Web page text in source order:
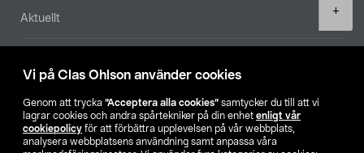
Vi på Clas Ohlson använder cookies
Genom att trycka ”Acceptera alla cookies” samtycker du till att vi
lagrar cookies och andra spårtekniker på din enhet enligt vår
cookiepolicy för att förbättra upplevelsen på vår webbplats,
analysera webbplatsens användning samt anpassa våra
+
Aktuellt
Hitta butik
SE NO FI